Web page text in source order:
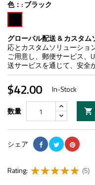
色：:ブラック
ラ
ッ
ク
グローバル配送 & カスタム
応とカスタムソリューショ
ご用意し、郵便サービス、
送サービスを通じて、安全
$42.00 In-Stock
数量 
シェア
Rating: (5)